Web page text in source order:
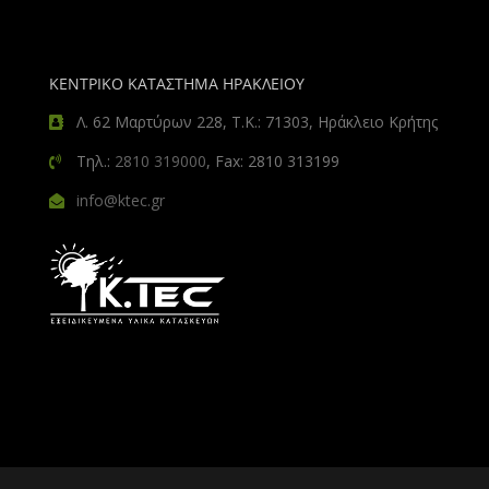
ΚΕΝΤΡΙΚΟ ΚΑΤΑΣΤΗΜΑ ΗΡΑΚΛΕΙΟΥ
Λ. 62 Μαρτύρων 228, Τ.Κ.: 71303, Ηράκλειο Κρήτης
Τηλ.: 2810 319000, Fax: 2810 313199
info@ktec.gr